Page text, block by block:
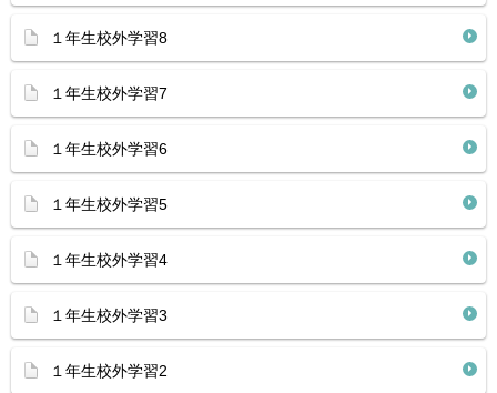
１年生校外学習8
１年生校外学習7
１年生校外学習6
１年生校外学習5
１年生校外学習4
１年生校外学習3
１年生校外学習2